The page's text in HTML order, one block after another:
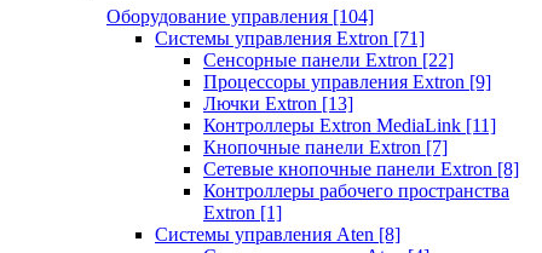
Оборудование управления [104]
Системы управления Extron [71]
Сенсорные панели Extron [22]
Процессоры управления Extron [9]
Лючки Extron [13]
Контроллеры Extron MediaLink [11]
Кнопочные панели Extron [7]
Сетевые кнопочные панели Extron [8]
Контроллеры рабочего пространства
Extron [1]
Системы управления Aten [8]